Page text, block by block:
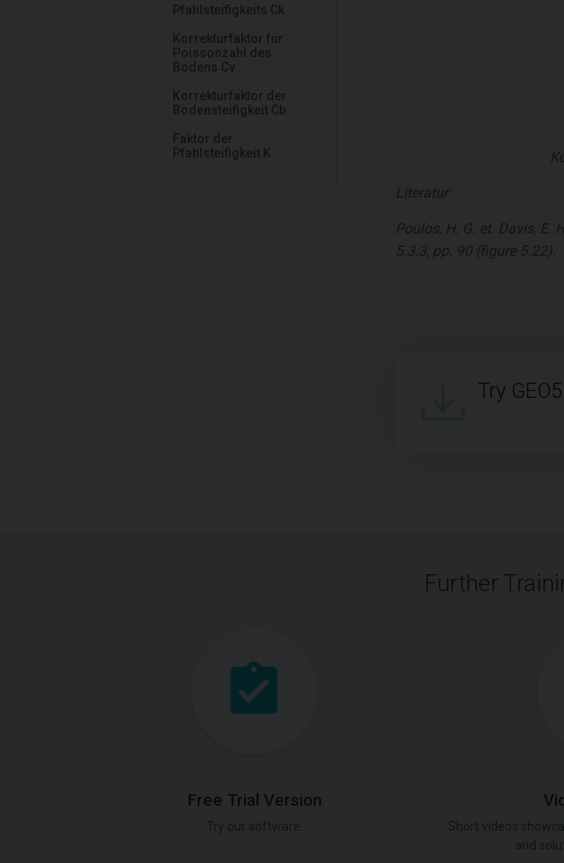
Pfahlsteifigkeits Ck
Korrekturfaktor für
Poissonzahl des
Bodens Cv
Korrekturfaktor der
Bodensteifigkeit Cb
Faktor der
Pfahlsteifigkeit K
Literatur:
Poulos, H. G. et. Davis, E.
5.3.3, pp. 90 (figure 5.22).
Try
Further
Free Trial Version